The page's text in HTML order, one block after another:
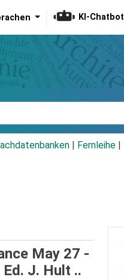
KI-Chatbot
Fernleihe
May 27 -
J. Hult ..